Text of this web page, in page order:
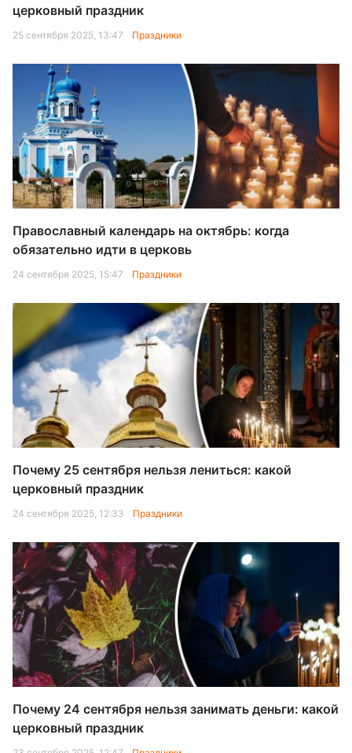
церковный праздник
25 сентября 2025, 13:47 Праздники
Православный календарь на октябрь: когда
обязательно идти в церковь
24 сентября 2025, 15:47 Праздники
Почему 25 сентября нельзя лениться: какой
церковный праздник
24 сентября 2025, 12:33 Праздники
Почему 24 сентября нельзя занимать деньги: какой
церковный праздник